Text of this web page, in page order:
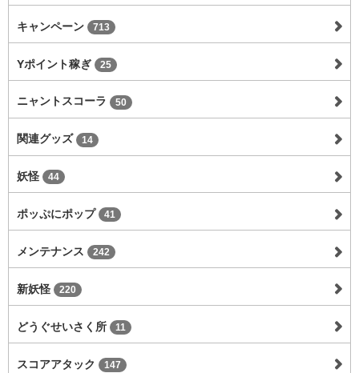
キャンペーン 713
Yポイント稼ぎ 25
ニャントスコーラ 50
関連グッズ 14
妖怪 44
ポッぷにポップ 41
メンテナンス 242
新妖怪 220
どうぐせいさく所 11
スコアアタック 147